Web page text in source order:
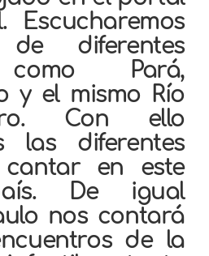
Escucharemos
de diferentes
Pará,
y el mismo Río
Con ello
las diferentes
en este
De igual
nos contará
de la